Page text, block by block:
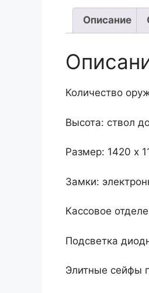
Описание
Количество
Высота: ствол
Размер: 1420 х
Замки:
Кассовое
Подсветка
Элитные сейфы